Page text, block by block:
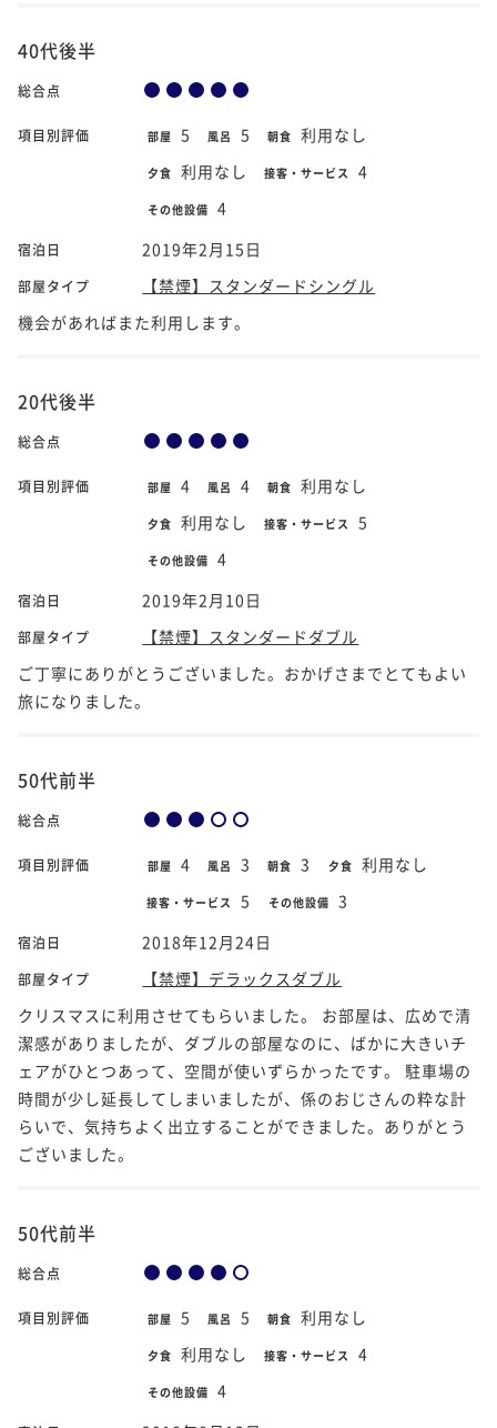
40代後半
総合点
項目別評価 部屋 5 風呂 5 朝食 利用なし
夕食 利用なし 接客・サービス 4
その他設備 4
宿泊日 2019年2月15日
部屋タイプ
【禁煙】スタンダードシングル
機会があればまた利用します。
20代後半
総合点
項目別評価 部屋 4 風呂 4 朝食 利用なし
夕食 利用なし 接客・サービス 5
その他設備 4
宿泊日 2019年2月10日
部屋タイプ
【禁煙】スタンダードダブル
ご丁寧にありがとうございました。おかげさまでとてもよい
旅になりました。
50代前半
総合点
項目別評価 部屋 4 風呂 3 朝食 3 夕食 利用なし
接客・サービス 5 その他設備 3
宿泊日 2018年12月24日
部屋タイプ
【禁煙】デラックスダブル
クリスマスに利用させてもらいました。 お部屋は、広めで清
潔感がありましたが、ダブルの部屋なのに、ばかに大きいチ
ェアがひとつあって、空間が使いずらかったです。 駐車場の
時間が少し延長してしまいましたが、係のおじさんの粋な計
らいで、気持ちよく出立することができました。ありがとう
ございました。
50代前半
総合点
項目別評価 部屋 5 風呂 5 朝食 利用なし
夕食 利用なし 接客・サービス 4
その他設備 4